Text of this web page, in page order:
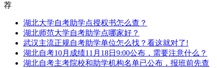
荐
湖北大学自考助学点授权书怎么查？
湖北师范大学自考助学点哪家好？
武汉主流正规自考助学单位怎么找？看这就对了!
湖北自考10月成绩11月18日9:00公布，需要注意什么？
湖北自考主考院校和助学机构名单已公布，报班前先查